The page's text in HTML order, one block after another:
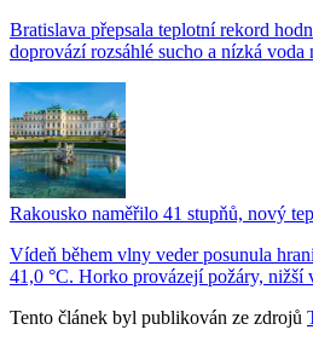
Bratislava přepsala teplotní rekord
doprovází rozsáhlé sucho a nízká voda
Rakousko naměřilo 41 stupňů, nový
Vídeň během vlny veder posunula
41,0 °C. Horko provázejí požáry, nižší
Tento článek byl publikován ze zdrojů